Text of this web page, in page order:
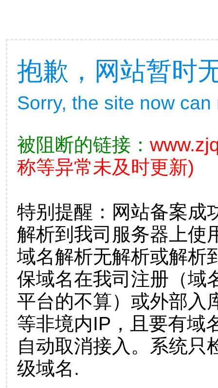
抱歉，网站暂时
Sorry, the site now
被阻断的链接：
称等异常未及时更新)
特别提醒：网站备案成
解析到我司服务器上使
域名解析无解析或解析
保域名在我司注册（域
平台的不算）或外部入
等非境内IP，且要有域
自动取消接入。系统只
级域名.